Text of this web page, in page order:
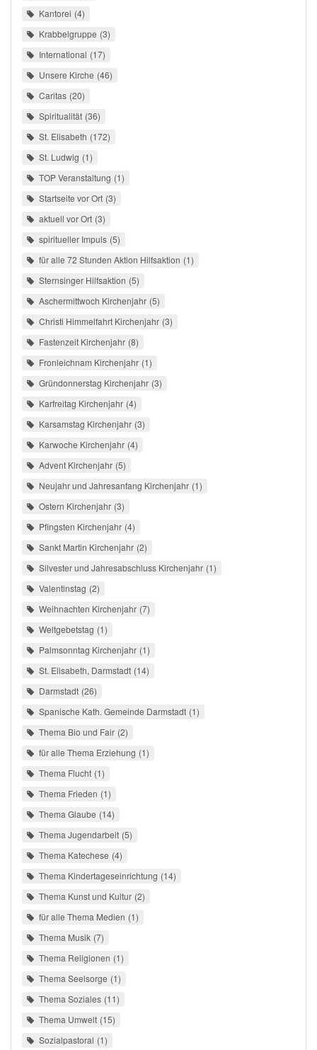
Kantorei 4
Krabbelgruppe 3
International 17
Unsere Kirche 46
Caritas 20
Spiritualität 36
St. Elisabeth 172
St. Ludwig 1
TOP Veranstaltung 1
Startseite vor Ort 3
aktuell vor Ort 3
spiritueller Impuls 5
für alle 72 Stunden Aktion Hilfsaktion 1
Sternsinger Hilfsaktion 5
Aschermittwoch Kirchenjahr 5
Christi Himmelfahrt Kirchenjahr 3
Fastenzeit Kirchenjahr 8
Fronleichnam Kirchenjahr 1
Gründonnerstag Kirchenjahr 3
Karfreitag Kirchenjahr 4
Karsamstag Kirchenjahr 3
Karwoche Kirchenjahr 4
Advent Kirchenjahr 5
Neujahr und Jahresanfang Kirchenjahr 1
Ostern Kirchenjahr 3
Pfingsten Kirchenjahr 4
Sankt Martin Kirchenjahr 2
Silvester und Jahresabschluss Kirchenjahr 1
Valentinstag 2
Weihnachten Kirchenjahr 7
Weltgebetstag 1
Palmsonntag Kirchenjahr 1
St. Elisabeth, Darmstadt 14
Darmstadt 26
Spanische Kath. Gemeinde Darmstadt 1
Thema Bio und Fair 2
für alle Thema Erziehung 1
Thema Flucht 1
Thema Frieden 1
Thema Glaube 14
Thema Jugendarbeit 5
Thema Katechese 4
Thema Kindertageseinrichtung 14
Thema Kunst und Kultur 2
für alle Thema Medien 1
Thema Musik 7
Thema Religionen 1
Thema Seelsorge 1
Thema Soziales 11
Thema Umwelt 15
Sozialpastoral 1